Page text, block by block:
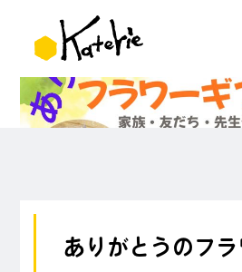
ありがとうのフラ